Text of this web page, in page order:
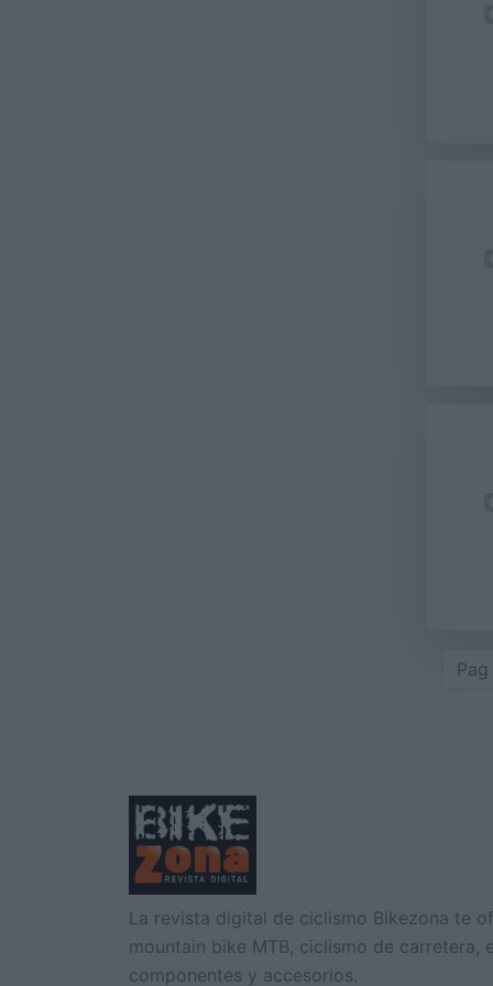
La revista digital de ciclismo Bikezona te
mountain bike MTB, ciclismo de carretera,
componentes y accesorios.